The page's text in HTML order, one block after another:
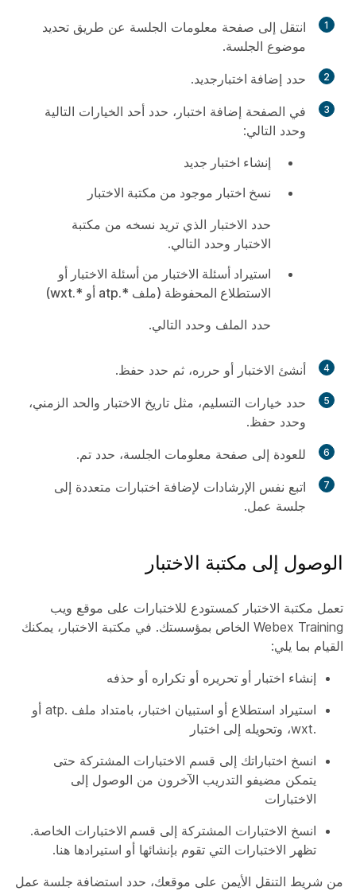
1
انتقل إلى صفحة معلومات الجلسة عن طريق تحديد
موضوع الجلسة.
2 حدد إضافة اختبار جديد.
3
في الصفحة إضافة اختبار، حدد أحد الخيارات التالية
وحدد التالي:
إنشاء اختبار جديد
نسخ اختبار موجود من مكتبة الاختبار
حدد الاختبار الذي تريد نسخه من مكتبة
الاختبار وحدد التالي.
استيراد أسئلة الاختبار من أسئلة الاختبار أو
الاستطلاع المحفوظة (ملف *.atp أو *.
wxt)
حدد الملف وحدد التالي.
4 أنشئ الاختبار أو حرره، ثم حدد حفظ.
5
حدد خيارات التسليم، مثل تاريخ الاختبار والحد الزمني،
وحدد حفظ.
6 للعودة إلى صفحة معلومات الجلسة، حدد تم.
7
اتبع نفس الإرشادات لإضافة اختبارات متعددة إلى
جلسة عمل.
الوصول إلى مكتبة الاختبار
تعمل مكتبة الاختبار كمستودع للاختبارات على موقع ويب
Webex Training الخاص بمؤسستك. في مكتبة الاختبار، يمكنك
القيام بما يلي:
إنشاء اختبار أو تحريره أو تكراره أو حذفه
استيراد استطلاع أو استبيان اختبار، بامتداد ملف .atp أو
.wxt، وتحويله إلى اختبار
انسخ اختباراتك إلى قسم الاختبارات المشتركة حتى
يتمكن مضيفو التدريب الآخرون من الوصول إلى
الاختبارات
انسخ الاختبارات المشتركة إلى قسم الاختبارات الخاصة.
تظهر الاختبارات التي تقوم بإنشائها أو استيرادها هنا.
من شريط التنقل الأيمن على موقعك، حدد استضافة جلسة عمل